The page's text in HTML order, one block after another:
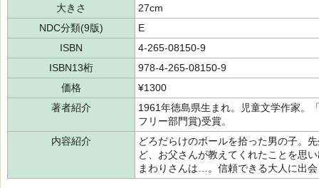
大きさ
27cm
NDC分類(9版)
E
ISBN
4-265-08150-9
ISBN13桁
978-4-265-08150-9
価格
¥1300
著者紹介
1961年徳島県生まれ。児童文学作家。
フリー部門賞)受賞。
内容紹介
どろだらけのボールを拾った男の子。
ど、お父さんが教えてくれたことを思
まわりさんは…。信頼できる大人に出